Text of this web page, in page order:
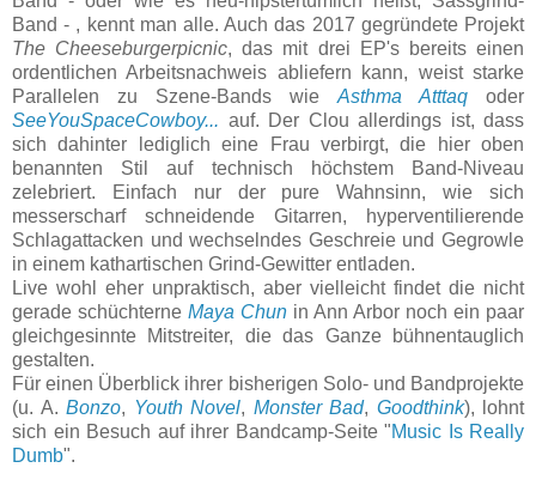
Band - , kennt man alle. Auch das 2017 gegründete Projekt
The Cheeseburgerpicnic, das mit drei EP's bereits einen
ordentlichen Arbeitsnachweis abliefern kann, weist starke
Parallelen zu Szene-Bands wie Asthma Atttaq oder
SeeYouSpaceCowboy... auf. Der Clou allerdings ist, dass
sich dahinter lediglich eine Frau verbirgt, die hier oben
benannten Stil auf technisch höchstem Band-Niveau
zelebriert. Einfach nur der pure Wahnsinn, wie sich
messerscharf schneidende Gitarren, hyperventilierende
Schlagattacken und wechselndes Geschreie und Gegrowle
in einem kathartischen Grind-Gewitter entladen.
Live wohl eher unpraktisch, aber vielleicht findet die nicht
gerade schüchterne Maya Chun in Ann Arbor noch ein paar
gleichgesinnte Mitstreiter, die das Ganze bühnentauglich
gestalten.
Für einen Überblick ihrer bisherigen Solo- und Bandprojekte
(u. A. Bonzo, Youth Novel, Monster Bad, Goodthink), lohnt
sich ein Besuch auf ihrer Bandcamp-Seite "Music Is Really
Dumb".